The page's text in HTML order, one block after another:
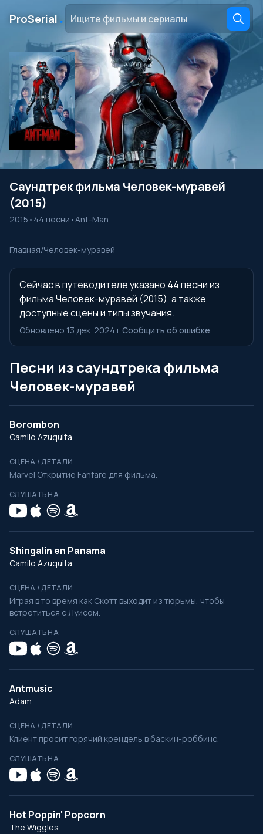
ProSerial ․
Саундтрек фильма Человек-муравей
(2015)
2015 • 44 песни •Ant-Man
Главная/Человек-муравей
Сейчас в путеводителе указано 44 песни из
фильма Человек-муравей (2015), а также
доступные сцены и типы звучания.
Обновлено 13 дек. 2024 г.Сообщить об ошибке
Песни из саундтрека фильма
Человек-муравей
Borombon
Camilo Azuquita
СЦЕНА / ДЕТАЛИ
Marvel Открытие Fanfare для фильма.
СЛУШАТЬ НА
Shingalin en Panama
Camilo Azuquita
СЦЕНА / ДЕТАЛИ
Играя в то время как Скотт выходит из тюрьмы, чтобы
встретиться с Луисом.
СЛУШАТЬ НА
Antmusic
Adam
СЦЕНА / ДЕТАЛИ
Клиент просит горячий крендель в баскин-роббинс.
СЛУШАТЬ НА
Hot Poppin' Popcorn
The Wiggles